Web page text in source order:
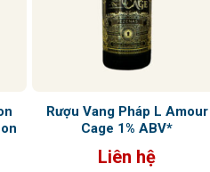
Rượu Vang Pháp L Amour
Cage 1% ABV*
Liên hệ